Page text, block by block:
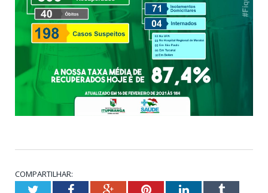
COMPARTILHAR:
TwitterFacebookGoogle+PinterestLinkedInTumblr